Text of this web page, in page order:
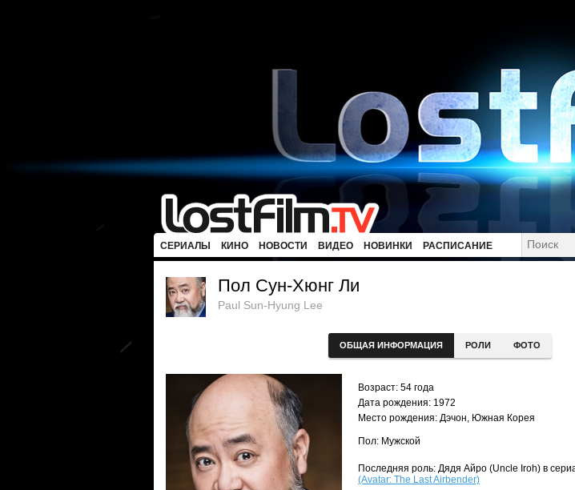
СЕРИАЛЫ КИНО НОВОСТИ ВИДЕО НОВИНКИ РАСПИСАНИЕ
Пол Сун-Хюнг Ли
Paul Sun-Hyung Lee
ОБЩАЯ ИНФОРМАЦИЯ РОЛИ ФОТО
Возраст: 54 года
Дата рождения: 1972
Место рождения: Дэчон, Южная Корея
Пол: Мужской
Последняя роль: Дядя Айро (Uncle Iroh) в
(Avatar: The Last Airbender)